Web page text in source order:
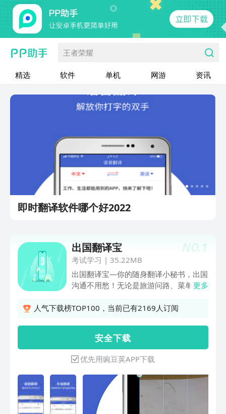
王者荣耀
精选 软件 单机 网游 资讯
即时翻译软件哪个好2022
NO.1
出国翻译宝
考试学习 | 35.22MB
出国翻译宝—你的随身翻译小秘书，出国
沟通不用愁！无论是旅游问路、菜单翻
帮您搞定。【拍照翻译】超方便！看到外
译立刻跳出来。连报纸文章、合同文件都
能拍，整页内容秒变中文。图片模糊、角
度歪斜也没关系，智能识别照样准。【语
音翻译】像随身带了个翻译官！按住按钮
说中文，APP马上转成外语播出来。对方
说外语时，录下来就能转成中文文字。
【文本翻译】支持多种语言，打字或粘贴
文字就能译。写邮件、查资料、发社交动
更多
人气下载榜TOP100，当前已有2169人订阅
安 全 下 载
优先用豌豆荚APP下载